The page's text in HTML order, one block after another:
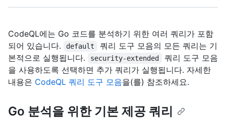
CodeQL에는 Go 코드를 분석하기 위한 여러 쿼리가 포함
되어 있습니다.
default
쿼리 도구 모음의 모든 쿼리는 기
본적으로 실행됩니다.
security-extended
쿼리 도구 모음
을 사용하도록 선택하면 추가 쿼리가 실행됩니다. 자세한
내용은 CodeQL 쿼리 도구 모음을(를) 참조하세요.
Go 분석을 위한 기본 제공 쿼리